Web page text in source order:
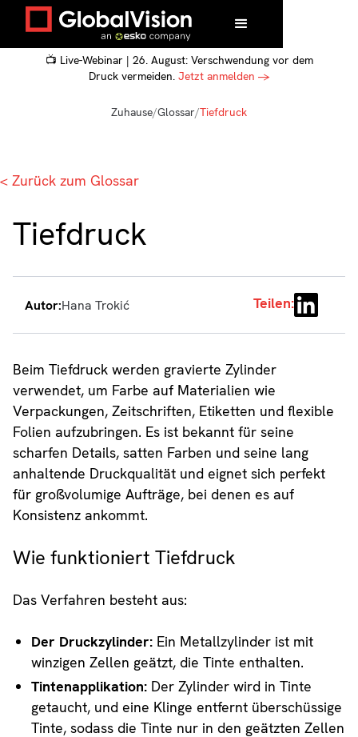
📺 Live-Webinar | 26. August: Verschwendung vor dem
Druck vermeiden. Jetzt anmelden →
Zuhause/Glossar/Tiefdruck
< Zurück zum Glossar
Tiefdruck
Autor:Hana Trokić Teilen:
Beim Tiefdruck werden gravierte Zylinder
verwendet, um Farbe auf Materialien wie
Verpackungen, Zeitschriften, Etiketten und flexible
Folien aufzubringen. Es ist bekannt für seine
scharfen Details, satten Farben und seine lang
anhaltende Druckqualität und eignet sich perfekt
für großvolumige Aufträge, bei denen es auf
Konsistenz ankommt.
Wie funktioniert Tiefdruck
Das Verfahren besteht aus:
Der Druckzylinder: Ein Metallzylinder ist mit
winzigen Zellen geätzt, die Tinte enthalten.
Tintenapplikation: Der Zylinder wird in Tinte
getaucht, und eine Klinge entfernt überschüssige
Tinte, sodass die Tinte nur in den geätzten Zellen